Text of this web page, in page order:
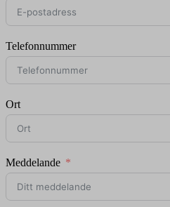
Telefonnummer
Ort
Meddelande